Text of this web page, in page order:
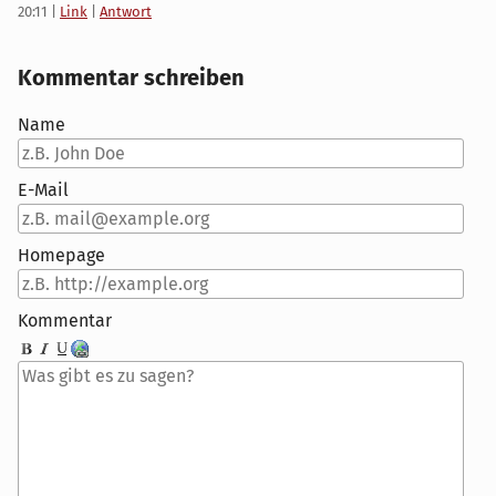
20:11 Link Antwort
Kommentar schreiben
Name
E-Mail
Homepage
Kommentar